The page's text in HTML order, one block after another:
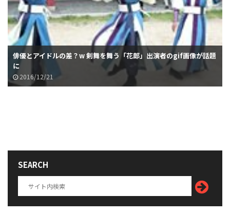
俳優とアイドルの差？w 剣舞を舞う「花郎」出演者のgif画像が話題
に
2016/12/21
SEARCH